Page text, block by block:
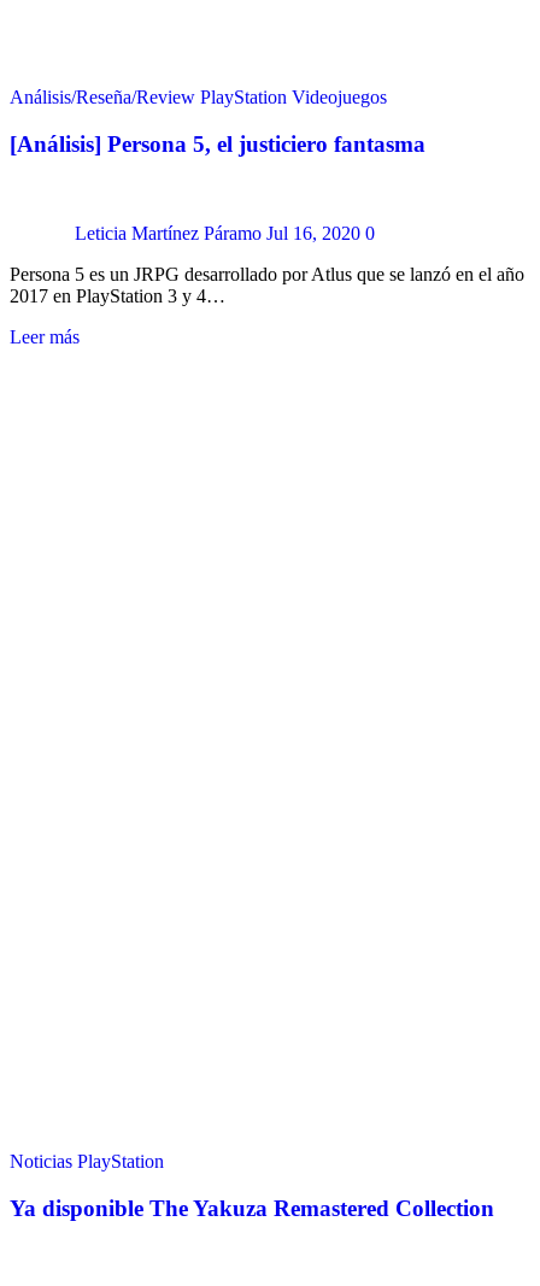
Análisis/Reseña/Review PlayStation Videojuegos
[Análisis] Persona 5, el justiciero fantasma
Leticia Martínez Páramo Jul 16, 2020 0
Persona 5 es un JRPG desarrollado por Atlus que se lanzó en el año
2017 en PlayStation 3 y 4…
Leer más
Noticias PlayStation
Ya disponible The Yakuza Remastered Collection